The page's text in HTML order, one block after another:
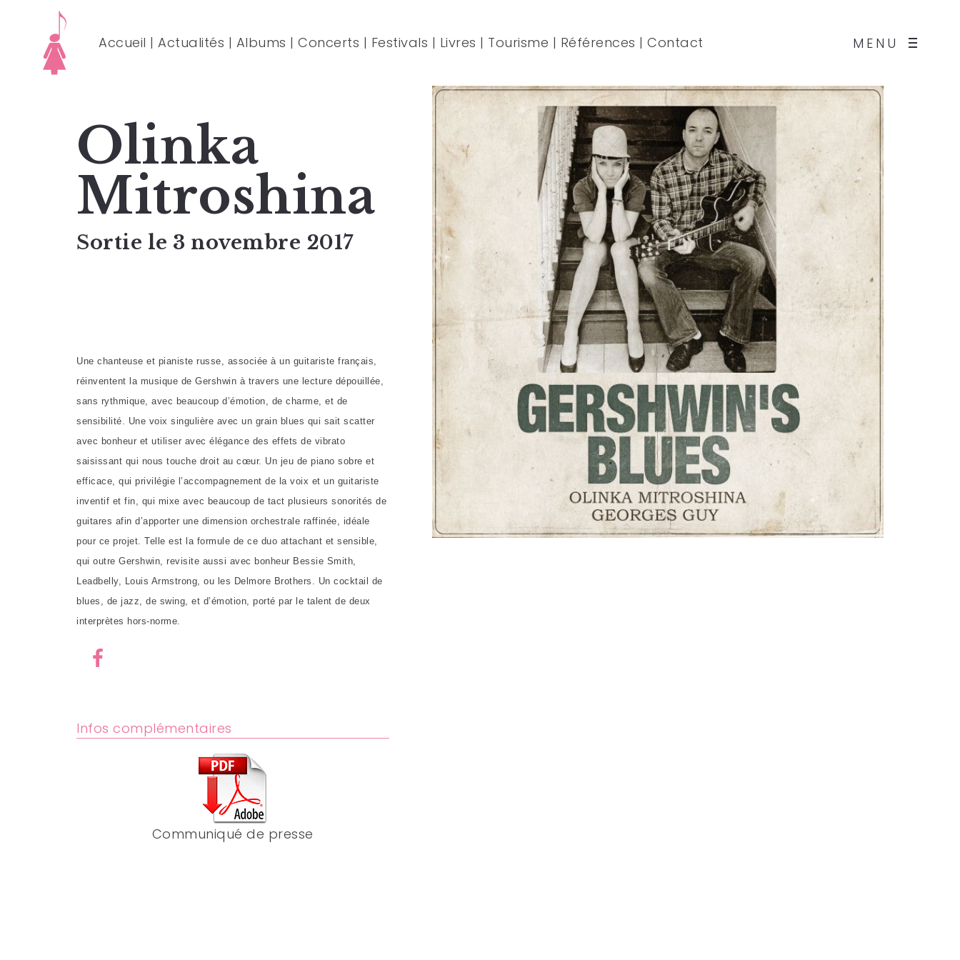
MENU
Accueil | Actualités | Albums | Concerts | Festivals | Livres | Tourisme | Références | Contact
Olinka
Mitroshina
Sortie le 3 novembre 2017
Une chanteuse et pianiste russe, associée à un guitariste français,
réinventent la musique de Gershwin à travers une lecture dépouillée,
sans rythmique, avec beaucoup d’émotion, de charme, et de
sensibilité. Une voix singulière avec un grain blues qui sait scatter
avec bonheur et utiliser avec élégance des effets de vibrato
saisissant qui nous touche droit au cœur. Un jeu de piano sobre et
efficace, qui privilégie l’accompagnement de la voix et un guitariste
inventif et fin, qui mixe avec beaucoup de tact plusieurs sonorités de
guitares afin d’apporter une dimension orchestrale raffinée, idéale
pour ce projet. Telle est la formule de ce duo attachant et sensible,
qui outre Gershwin, revisite aussi avec bonheur Bessie Smith,
Leadbelly, Louis Armstrong, ou les Delmore Brothers. Un cocktail de
blues, de jazz, de swing, et d’émotion, porté par le talent de deux
interprètes hors-norme.
Infos complémentaires
Communiqué de presse